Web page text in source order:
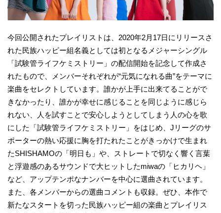
今回公開されたプレイリストは、2020年2月17日にリリースさ
れた民族ハッピー組名義としては初となるメジャーシングル
「試験管ライフケミストリー」の配信開始を記念して作成さ
れたもので、メンバーそれぞれが“元気になれる曲”をテーマに
楽曲をセレクトしています。誰かが上手に出来てることがで
きなかったり、誰かが幸せに感じることを同じように感じら
れない、人を試すことで安心しようとしてしまう人の心を歌
にした「試験管ライフケミストリー」をはじめ、Jリーグのサ
ポーターの熱い応援に胸を打たれたことがきっかけで生まれ
たSHISHAMOの「明日も」や、ストレートで切なく響く言葉
と浮遊感のあるサウンドで大ヒットしたmiwaの「ヒカリヘ」
など、アップテンポなナンバーを中心に選曲されています。
また、各メンバーからの選曲コメントも収録。ぜひ、本作で
新たなスタートを切った民族ハッピー組の楽曲とプレイリス